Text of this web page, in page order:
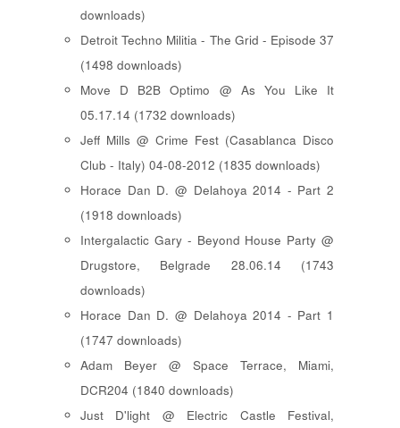
downloads)
Detroit Techno Militia - The Grid - Episode 37
(1498 downloads)
Move D B2B Optimo @ As You Like It
05.17.14 (1732 downloads)
Jeff Mills @ Crime Fest (Casablanca Disco
Club - Italy) 04-08-2012 (1835 downloads)
Horace Dan D. @ Delahoya 2014 - Part 2
(1918 downloads)
Intergalactic Gary - Beyond House Party @
Drugstore, Belgrade 28.06.14 (1743
downloads)
Horace Dan D. @ Delahoya 2014 - Part 1
(1747 downloads)
Adam Beyer @ Space Terrace, Miami,
DCR204 (1840 downloads)
Just D'light @ Electric Castle Festival,